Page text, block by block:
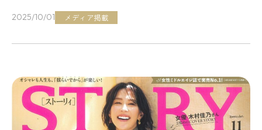
2025/10/01 メディア掲載